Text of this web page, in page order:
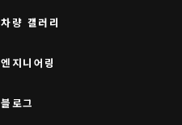
차량 갤러리
엔지니어링
블로그